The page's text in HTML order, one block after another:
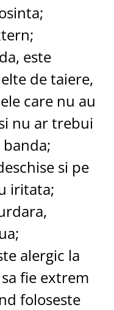
este
de taiere,
care nu au
nu ar trebui
banda;
si pe
iritata;
alergic la
fie extrem
foloseste